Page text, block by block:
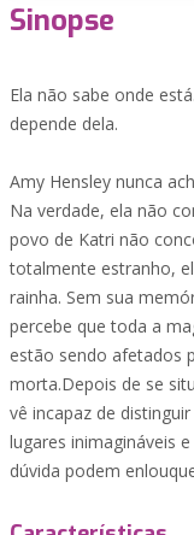
Sinopse
Ela não sabe onde
depende dela.
Amy Hensley nunca
Na verdade, ela não
povo de Katri não
totalmente estranho,
rainha. Sem sua
percebe que toda a
estão sendo afetados
morta.Depois de se
vê incapaz de
lugares inimagináveis
dúvida podem